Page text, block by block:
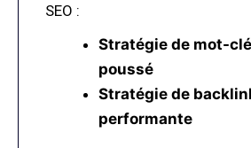
SEO :
Stratégie de mot-clé
poussé
Stratégie de
performante